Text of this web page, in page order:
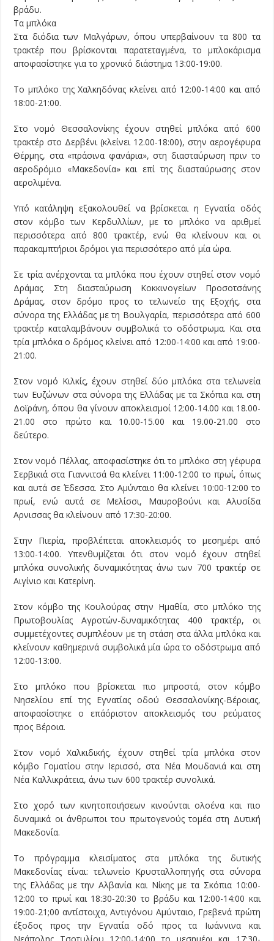
βράδυ.
Τα μπλόκα
Στα διόδια των Μαλγάρων, όπου υπερβαίνουν τα 800 τα
τρακτέρ που βρίσκονται παρατεταγμένα, το μπλοκάρισμα
αποφασίστηκε για το χρονικό διάστημα 13:00-19:00.
Το μπλόκο της Χαλκηδόνας κλείνει από 12:00-14:00 και από
18:00-21:00.
Στο νομό Θεσσαλονίκης έχουν στηθεί μπλόκα από 600
τρακτέρ στο Δερβένι (κλείνει 12.00-18:00), στην αερογέφυρα
Θέρμης, στα «πράσινα φανάρια», στη διασταύρωση πριν το
αεροδρόμιο «Μακεδονία» και επί της διασταύρωσης στον
αερολιμένα.
Υπό κατάληψη εξακολουθεί να βρίσκεται η Εγνατία οδός
στον κόμβο των Κερδυλλίων, με το μπλόκο να αριθμεί
περισσότερα από 800 τρακτέρ, ενώ θα κλείνουν και οι
παρακαμπτήριοι δρόμοι για περισσότερο από μία ώρα.
Σε τρία ανέρχονται τα μπλόκα που έχουν στηθεί στον νομό
Δράμας. Στη διασταύρωση Κοκκινογείων Προσοτσάνης
Δράμας, στον δρόμο προς το τελωνείο της Εξοχής, στα
σύνορα της Ελλάδας με τη Βουλγαρία, περισσότερα από 600
τρακτέρ καταλαμβάνουν συμβολικά το οδόστρωμα. Και στα
τρία μπλόκα ο δρόμος κλείνει από 12:00-14:00 και από 19:00-
21:00.
Στον νομό Κιλκίς, έχουν στηθεί δύο μπλόκα στα τελωνεία
των Ευζώνων στα σύνορα της Ελλάδας με τα Σκόπια και στη
Δοϊράνη, όπου θα γίνουν αποκλεισμοί 12:00-14.00 και 18.00-
21.00 στο πρώτο και 10.00-15.00 και 19.00-21.00 στο
δεύτερο.
Στον νομό Πέλλας, αποφασίστηκε ότι το μπλόκο στη γέφυρα
Σερβικιά στα Γιαννιτσά θα κλείνει 11:00-12:00 το πρωί, όπως
και αυτά σε Έδεσσα. Στο Αμύνταιο θα κλείνει 10:00-12:00 το
πρωί, ενώ αυτά σε Μελίσσι, Μαυροβούνι και Αλυσίδα
Αρνισσας θα κλείνουν από 17:30-20:00.
Στην Πιερία, προβλέπεται αποκλεισμός το μεσημέρι από
13:00-14:00. Υπενθυμίζεται ότι στον νομό έχουν στηθεί
μπλόκα συνολικής δυναμικότητας άνω των 700 τρακτέρ σε
Αιγίνιο και Κατερίνη.
Στον κόμβο της Κουλούρας στην Ημαθία, στο μπλόκο της
Πρωτοβουλίας Αγροτών-δυναμικότητας 400 τρακτέρ, οι
συμμετέχοντες συμπλέουν με τη στάση στα άλλα μπλόκα και
κλείνουν καθημερινά συμβολικά μία ώρα το οδόστρωμα από
12:00-13:00.
Στο μπλόκο που βρίσκεται πιο μπροστά, στον κόμβο
Νησελίου επί της Εγνατίας οδού Θεσσαλονίκης-Βέροιας,
αποφασίστηκε ο επ΄αόριστον αποκλεισμός του ρεύματος
προς Βέροια.
Στον νομό Χαλκιδικής, έχουν στηθεί τρία μπλόκα στον
κόμβο Γοματίου στην Ιερισσό, στα Νέα Μουδανιά και στη
Νέα Καλλικράτεια, άνω των 600 τρακτέρ συνολικά.
Στο χορό των κινητοποιήσεων κινούνται ολοένα και πιο
δυναμικά οι άνθρωποι του πρωτογενούς τομέα στη Δυτική
Μακεδονία.
Το πρόγραμμα κλεισίματος στα μπλόκα της δυτικής
Μακεδονίας είναι: τελωνείο Κρυσταλλοπηγής στα σύνορα
της Ελλάδας με την Αλβανία και Νίκης με τα Σκόπια 10:00-
12:00 το πρωί και 18:30-20:30 το βράδυ και 12:00-14:00 και
19:00-21;00 αντίστοιχα, Αντιγόνου Αμύνταιο, Γρεβενά πρώτη
έξοδος προς την Εγνατία οδό προς τα Ιωάννινα και